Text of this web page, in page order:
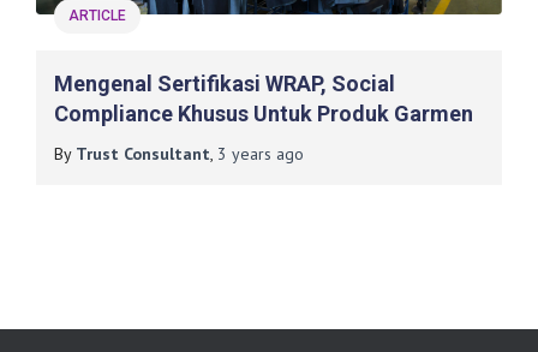
ARTICLE
Mengenal Sertifikasi WRAP, Social
Compliance Khusus Untuk Produk Garmen
By Trust Consultant, 3 years ago